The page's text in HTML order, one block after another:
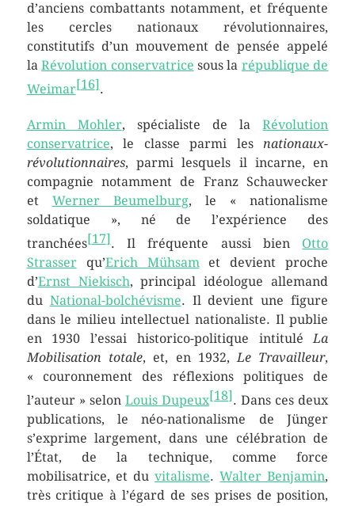
d’anciens combattants notamment, et fréquente
les cercles nationaux révolutionnaires,
constitutifs d’un mouvement de pensée appelé
laRévolution conservatrice sous la république de
Weimar[16].
Armin Mohler, spécialiste de laRévolution
conservatrice, le classe parmi les nationaux-
révolutionnaires, parmi lesquels il incarne, en
compagnie notamment de Franz Schauwecker
et Werner Beumelburg, le « nationalisme
soldatique », né de l’expérience des
tranchées[17]. Il fréquente aussi bien Otto
Strasserqu’Erich Mühsamet devient proche
d’Ernst Niekisch, principal idéologue allemand
du National-bolchévisme. Il devient une figure
dans le milieu intellectuel nationaliste. Il publie
en 1930 l’essai historico-politique intituléLa
Mobilisation totale, et, en 1932,Le Travailleur,
« couronnement des réflexions politiques de
l’auteur » selon Louis Dupeux[18]. Dans ces deux
publications, le néo-nationalisme de Jünger
s’exprime largement, dans une célébration de
l’État, de la technique, comme force
mobilisatrice, et duvitalisme.Walter Benjamin,
très critique à l’égard de ses prises de position,